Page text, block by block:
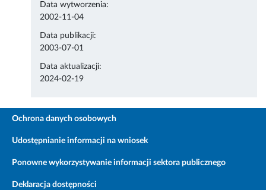
Data wytworzenia:
2002-11-04
Data publikacji:
2003-07-01
Data aktualizacji:
2024-02-19
Ochrona danych osobowych
Udostępnianie informacji na wniosek
Ponowne wykorzystywanie informacji sektora publicznego
Deklaracja dostępności